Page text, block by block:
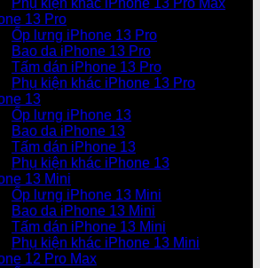
Phụ kiện khác iPhone 13 Pro Max
13 Pro
Ốp lưng iPhone 13 Pro
Bao da iPhone 13 Pro
Tấm dán iPhone 13 Pro
Phụ kiện khác iPhone 13 Pro
13
Ốp lưng iPhone 13
Bao da iPhone 13
Tấm dán iPhone 13
Phụ kiện khác iPhone 13
13 Mini
Ốp lưng iPhone 13 Mini
Bao da iPhone 13 Mini
Tấm dán iPhone 13 Mini
Phụ kiện khác iPhone 13 Mini
12 Pro Max